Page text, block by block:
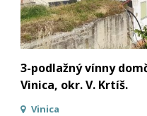
3-podlažný vínny
Vinica, okr. V. Krtíš.
Vinica